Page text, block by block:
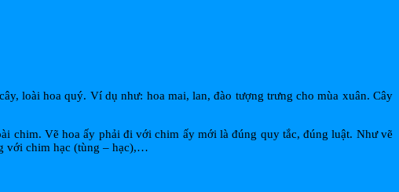
loài hoa quý. Ví dụ như: hoa mai, lan, đào tượng trưng cho mùa xuân. Cây
chim. Vẽ hoa ấy phải đi với chim ấy mới là đúng quy tắc, đúng luật. Như vẽ
với chim hạc (tùng – hạc),…